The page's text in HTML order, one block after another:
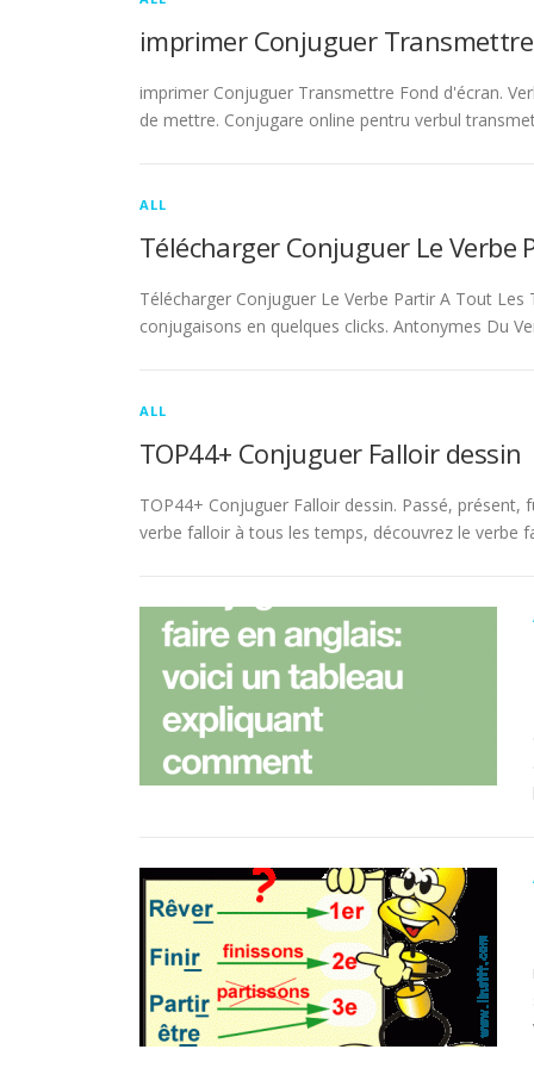
imprimer Conjuguer
imprimer Conjuguer Transmettre Fond d'écran.
de mettre. Conjugare online pentru verbul
ALL
Télécharger Conjuguer Le Verbe
Télécharger Conjuguer Le Verbe Partir A Tout
conjugaisons en quelques clicks. Antonymes Du
ALL
TOP44+ Conjuguer Falloir dessin
TOP44+ Conjuguer Falloir dessin. Passé,
verbe falloir à tous les temps, découvrez le verbe